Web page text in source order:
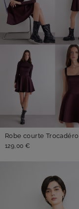
Robe courte Trocadéro
129,00 €